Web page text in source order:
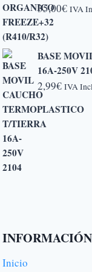
35,00€ IVA
BASE
16A-250V
2,99€ IVA
INFORMACIÓN
Inicio